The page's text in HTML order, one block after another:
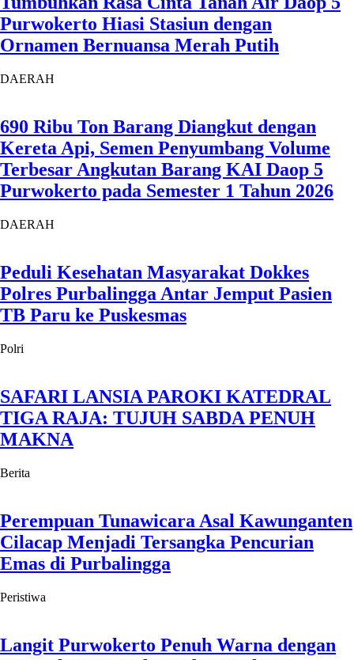
Purwokerto Hiasi Stasiun dengan
Ornamen Bernuansa Merah Putih
DAERAH
690 Ribu Ton Barang Diangkut dengan
Kereta Api, Semen Penyumbang Volume
Terbesar Angkutan Barang KAI Daop 5
Purwokerto pada Semester 1 Tahun 2026
DAERAH
Peduli Kesehatan Masyarakat Dokkes
Polres Purbalingga Antar Jemput Pasien
TB Paru ke Puskesmas
Polri
SAFARI LANSIA PAROKI KATEDRAL
TIGA RAJA: TUJUH SABDA PENUH
MAKNA
Berita
Perempuan Tunawicara Asal Kawunganten
Cilacap Menjadi Tersangka Pencurian
Emas di Purbalingga
Peristiwa
Langit Purwokerto Penuh Warna dengan